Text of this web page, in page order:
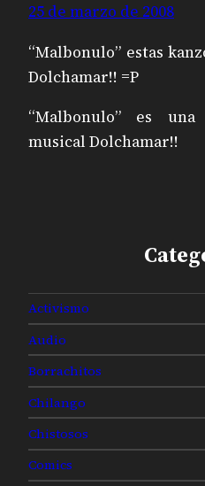
25 de marzo de 2008
“Malbonulo” estas
Dolchamar!! =P
“Malbonulo” es
musical Dolchamar!!
Activismo
Audio
Borrachitos
Chilango
Chistosos
Comics